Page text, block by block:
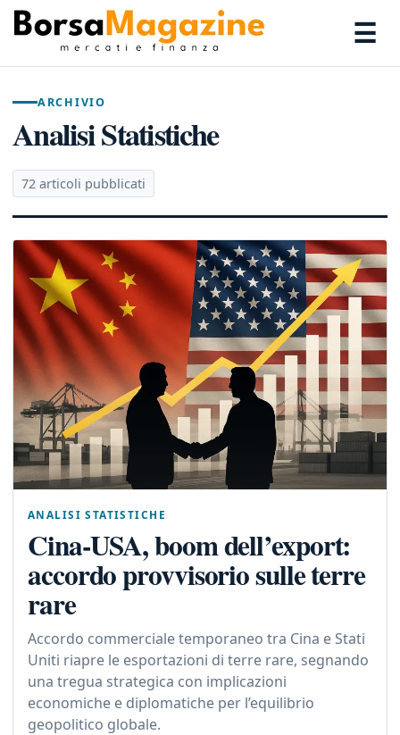
☰
ARCHIVIO
Analisi Statistiche
72 articoli pubblicati
ANALISI STATISTICHE
Cina-USA, boom dell’export:
accordo provvisorio sulle terre
rare
Accordo commerciale temporaneo tra Cina e Stati
Uniti riapre le esportazioni di terre rare, segnando
una tregua strategica con implicazioni
economiche e diplomatiche per l’equilibrio
geopolitico globale.